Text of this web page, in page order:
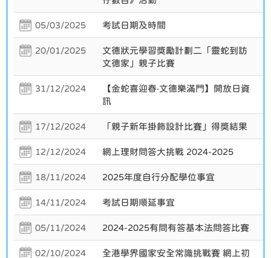
05/03/2025 考試日期及時間
20/01/2025
文德狀元學習獎勵計劃二「靈蛇到訪
文德家」親子比賽
31/12/2024
【金蛇喜迎春‧文德樂滿門】開放日資
訊
17/12/2024 「親子新年掛飾設計比賽」得獎結果
12/12/2024 網上理財問答大挑戰 2024-2025
18/11/2024 2025年度自行分配學位事宜
14/11/2024 考試日期順延事宜
05/11/2024 2024-2025有問有答基本法問答比賽
02/10/2024
全港學界國家安全常識挑戰賽 網上初